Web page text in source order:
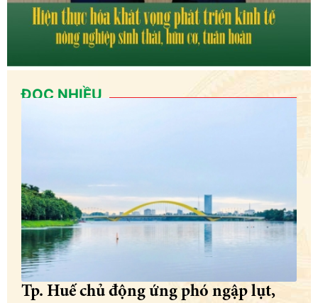
ĐỌC NHIỀU
Tp. Huế chủ động ứng phó ngập lụt,